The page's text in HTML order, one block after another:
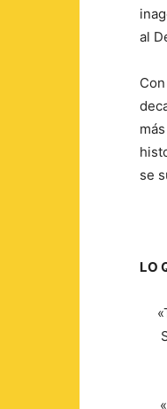
al
se
LO
«